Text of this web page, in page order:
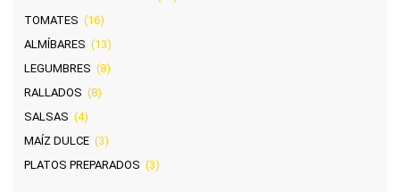
TOMATES (16)
ALMÍBARES (13)
LEGUMBRES (8)
RALLADOS (8)
SALSAS (4)
MAÍZ DULCE (3)
PLATOS PREPARADOS (3)